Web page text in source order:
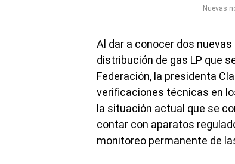
Nuevas
Al dar a conocer dos
distribución de gas LP que
Federación, la presidenta
verificaciones técnicas en
la situación actual que se
contar con aparatos
monitoreo permanente de